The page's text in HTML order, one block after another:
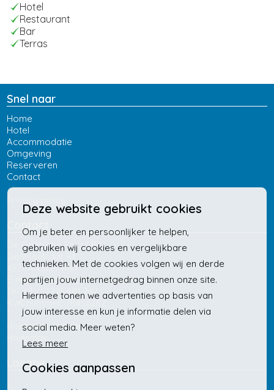
Hotel
Restaurant
Bar
Terras
Snel naar
Home
Hotel
Accommodatie
Omgeving
Reserveren
Contact
Contact
De Gentsche Poort B.V.
Gentsestraat 94
4521 AN Biervliet
E-mail:info@degentschepoort.nl
Tel. +31(0) 115 481 262
Realisatie website:
Hademax
Locatie
Deze website gebruikt cookies
Om je beter en persoonlijker te helpen,
gebruiken wij cookies en vergelijkbare
technieken. Met de cookies volgen wij en derde
partijen jouw internetgedrag binnen onze site.
Hiermee tonen we advertenties op basis van
jouw interesse en kun je informatie delen via
social media. Meer weten?
Lees meer
Cookies aanpassen